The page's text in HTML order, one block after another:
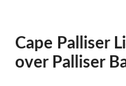
Cape Palliser
over Palliser